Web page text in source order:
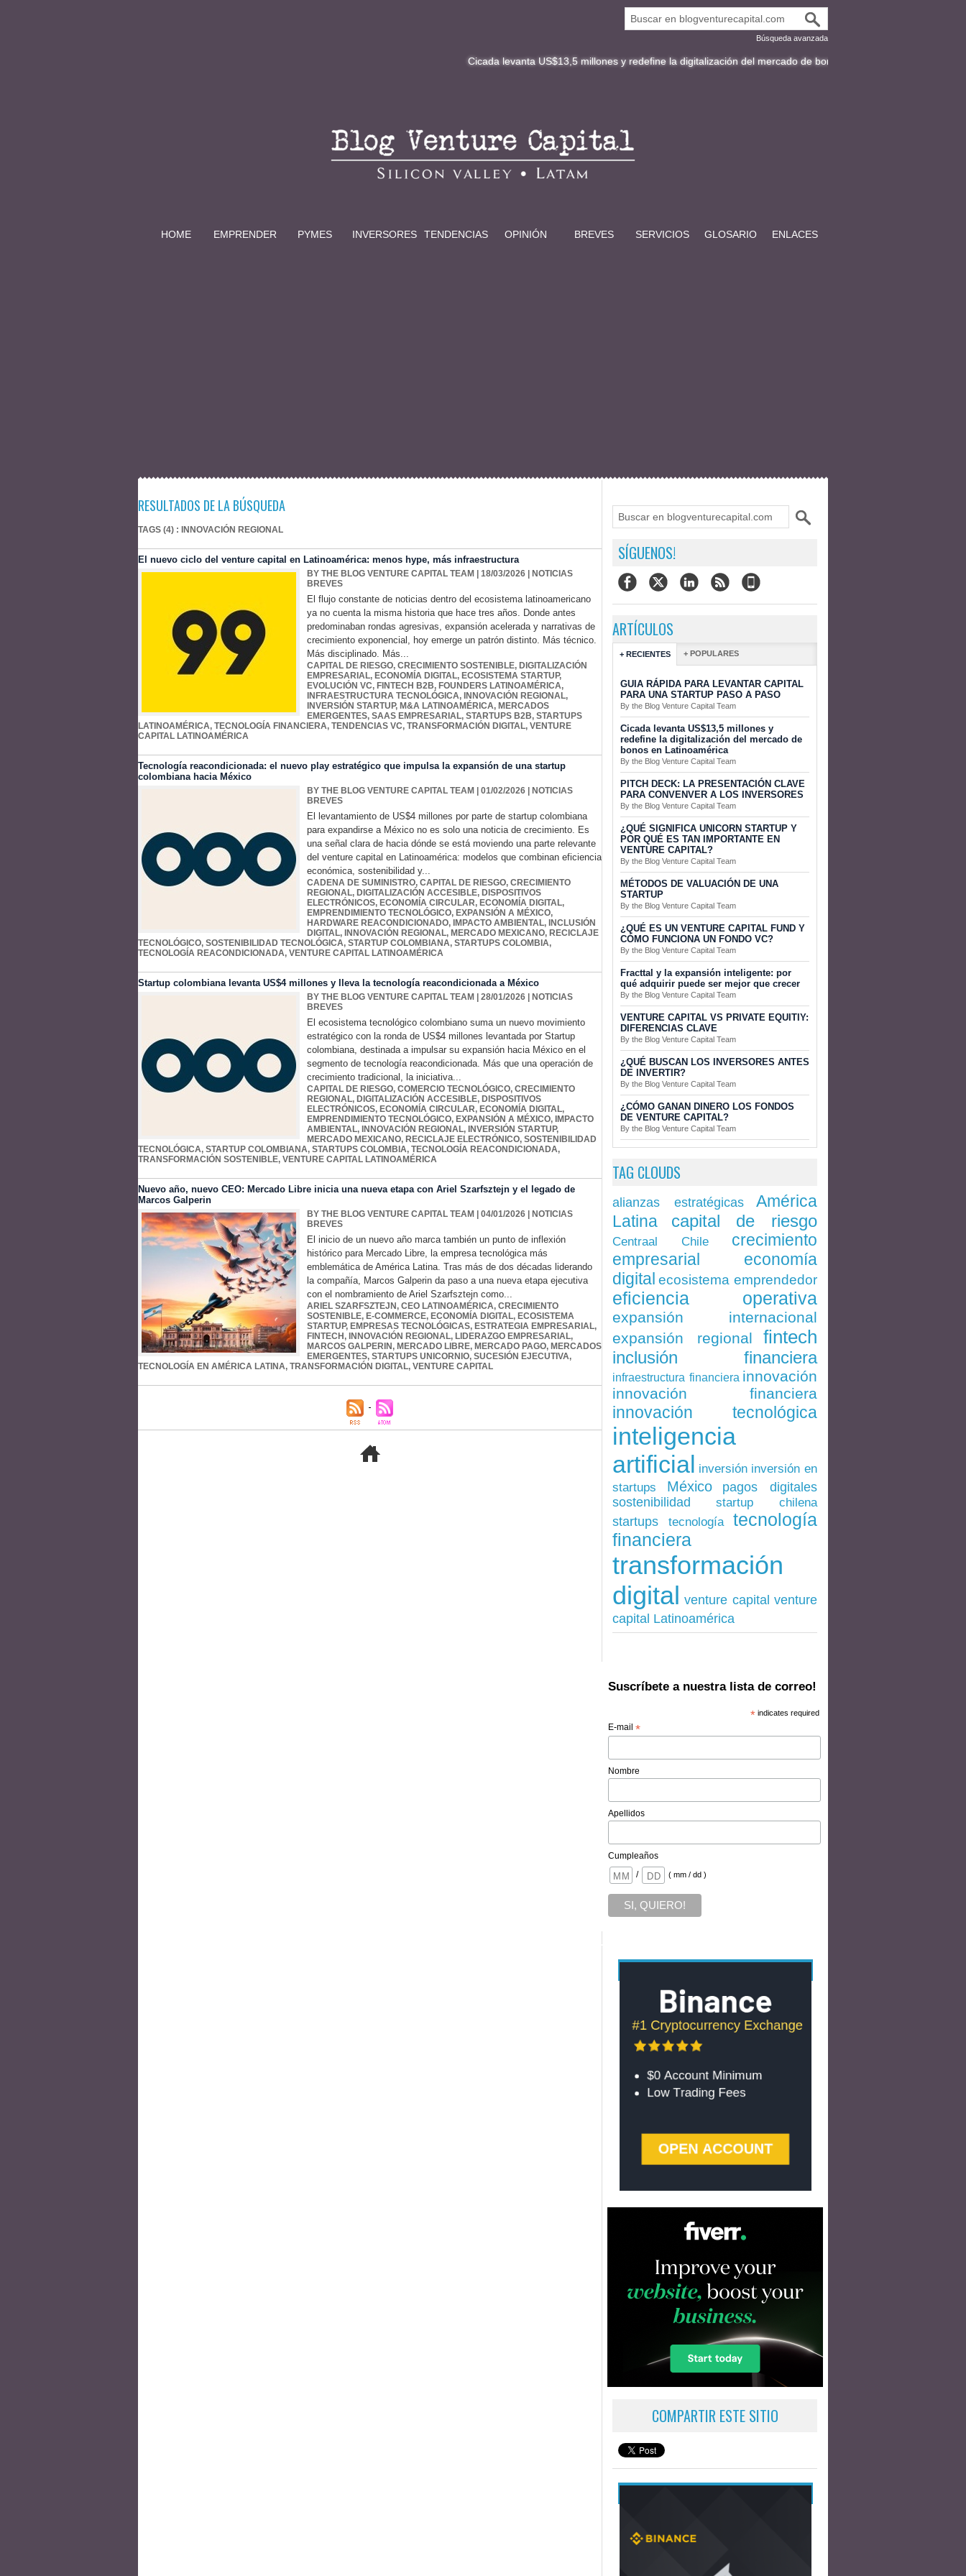
Búsqueda avanzada
Cicada levanta US$13,5 millones y redefine la digitalización del mercado de bonos en Latinoamérica
HOME EMPRENDER PYMES INVERSORES TENDENCIAS OPINIÓN BREVES SERVICIOS GLOSARIO ENLACES
RESULTADOS DE LA BÚSQUEDA
TAGS (4) : INNOVACIÓN REGIONAL
El nuevo ciclo del venture capital en Latinoamérica: menos hype, más infraestructura
BY THE BLOG VENTURE CAPITAL TEAM | 18/03/2026
NOTICIAS
BREVES
El flujo constante de noticias dentro del ecosistema latinoamericano
ya no cuenta la misma historia que hace tres años. Donde antes
predominaban rondas agresivas, expansión acelerada y narrativas de
crecimiento exponencial, hoy emerge un patrón distinto. Más técnico.
Más disciplinado. Más...
CAPITAL DE RIESGO, CRECIMIENTO SOSTENIBLE, DIGITALIZACIÓN
EMPRESARIAL, ECONOMÍA DIGITAL, ECOSISTEMA STARTUP,
EVOLUCIÓN VC, FINTECH B2B, FOUNDERS LATINOAMÉRICA,
INFRAESTRUCTURA TECNOLÓGICA, INNOVACIÓN REGIONAL,
INVERSIÓN STARTUP, M&A LATINOAMÉRICA, MERCADOS
EMERGENTES, SAAS EMPRESARIAL, STARTUPS B2B, STARTUPS
LATINOAMÉRICA, TECNOLOGÍA FINANCIERA, TENDENCIAS VC, TRANSFORMACIÓN DIGITAL, VENTURE
CAPITAL LATINOAMÉRICA
Tecnología reacondicionada: el nuevo play estratégico que impulsa la expansión de una startup
colombiana hacia México
BY THE BLOG VENTURE CAPITAL TEAM | 01/02/2026
NOTICIAS
BREVES
El levantamiento de US$4 millones por parte de startup colombiana
para expandirse a México no es solo una noticia de crecimiento. Es
una señal clara de hacia dónde se está moviendo una parte relevante
del venture capital en Latinoamérica: modelos que combinan eficiencia
económica, sostenibilidad y...
CADENA DE SUMINISTRO, CAPITAL DE RIESGO, CRECIMIENTO
REGIONAL, DIGITALIZACIÓN ACCESIBLE, DISPOSITIVOS
ELECTRÓNICOS, ECONOMÍA CIRCULAR, ECONOMÍA DIGITAL,
EMPRENDIMIENTO TECNOLÓGICO, EXPANSIÓN A MÉXICO,
HARDWARE REACONDICIONADO, IMPACTO AMBIENTAL, INCLUSIÓN
DIGITAL, INNOVACIÓN REGIONAL, MERCADO MEXICANO, RECICLAJE
TECNOLÓGICO, SOSTENIBILIDAD TECNOLÓGICA, STARTUP COLOMBIANA, STARTUPS COLOMBIA,
TECNOLOGÍA REACONDICIONADA, VENTURE CAPITAL LATINOAMÉRICA
Startup colombiana levanta US$4 millones y lleva la tecnología reacondicionada a México
BY THE BLOG VENTURE CAPITAL TEAM | 28/01/2026
NOTICIAS
BREVES
El ecosistema tecnológico colombiano suma un nuevo movimiento
estratégico con la ronda de US$4 millones levantada por Startup
colombiana, destinada a impulsar su expansión hacia México en el
segmento de tecnología reacondicionada. Más que una operación de
crecimiento tradicional, la iniciativa...
CAPITAL DE RIESGO, COMERCIO TECNOLÓGICO, CRECIMIENTO
REGIONAL, DIGITALIZACIÓN ACCESIBLE, DISPOSITIVOS
ELECTRÓNICOS, ECONOMÍA CIRCULAR, ECONOMÍA DIGITAL,
EMPRENDIMIENTO TECNOLÓGICO, EXPANSIÓN A MÉXICO, IMPACTO
AMBIENTAL, INNOVACIÓN REGIONAL, INVERSIÓN STARTUP,
MERCADO MEXICANO, RECICLAJE ELECTRÓNICO, SOSTENIBILIDAD
TECNOLÓGICA, STARTUP COLOMBIANA, STARTUPS COLOMBIA, TECNOLOGÍA REACONDICIONADA,
TRANSFORMACIÓN SOSTENIBLE, VENTURE CAPITAL LATINOAMÉRICA
Nuevo año, nuevo CEO: Mercado Libre inicia una nueva etapa con Ariel Szarfsztejn y el legado de
Marcos Galperin
BY THE BLOG VENTURE CAPITAL TEAM | 04/01/2026
NOTICIAS
BREVES
El inicio de un nuevo año marca también un punto de inflexión
histórico para Mercado Libre, la empresa tecnológica más
emblemática de América Latina. Tras más de dos décadas liderando
la compañía, Marcos Galperin da paso a una nueva etapa ejecutiva
con el nombramiento de Ariel Szarfsztejn como...
ARIEL SZARFSZTEJN, CEO LATINOAMÉRICA, CRECIMIENTO
SOSTENIBLE, E-COMMERCE, ECONOMÍA DIGITAL, ECOSISTEMA
STARTUP, EMPRESAS TECNOLÓGICAS, ESTRATEGIA EMPRESARIAL,
FINTECH , INNOVACIÓN REGIONAL, LIDERAZGO EMPRESARIAL,
MARCOS GALPERIN, MERCADO LIBRE, MERCADO PAGO, MERCADOS
EMERGENTES, STARTUPS UNICORNIO, SUCESIÓN EJECUTIVA,
TECNOLOGÍA EN AMÉRICA LATINA, TRANSFORMACIÓN DIGITAL, VENTURE CAPITAL
SÍGUENOS!
ARTÍCULOS
+ RECIENTES + POPULARES
GUIA RÁPIDA PARA LEVANTAR CAPITAL
PARA UNA STARTUP PASO A PASO
By the Blog Venture Capital Team
Cicada levanta US$13,5 millones y
redefine la digitalización del mercado de
bonos en Latinoamérica
By the Blog Venture Capital Team
PITCH DECK: LA PRESENTACIÓN CLAVE
PARA CONVENVER A LOS INVERSORES
By the Blog Venture Capital Team
¿QUÉ SIGNIFICA UNICORN STARTUP Y
POR QUÉ ES TAN IMPORTANTE EN
VENTURE CAPITAL?
By the Blog Venture Capital Team
MÉTODOS DE VALUACIÓN DE UNA
STARTUP
By the Blog Venture Capital Team
¿QUÉ ES UN VENTURE CAPITAL FUND Y
CÓMO FUNCIONA UN FONDO VC?
By the Blog Venture Capital Team
Fracttal y la expansión inteligente: por
qué adquirir puede ser mejor que crecer
By the Blog Venture Capital Team
VENTURE CAPITAL VS PRIVATE EQUITIY:
DIFERENCIAS CLAVE
By the Blog Venture Capital Team
¿QUÉ BUSCAN LOS INVERSORES ANTES
DE INVERTIR?
By the Blog Venture Capital Team
¿CÓMO GANAN DINERO LOS FONDOS
DE VENTURE CAPITAL?
By the Blog Venture Capital Team
TAG CLOUDS
alianzas estratégicas
América
Latina
capital de riesgo
Centraal Chile
crecimiento
empresarial
economía
digital ecosistema emprendedor
eficiencia operativa
expansión internacional
expansión regional
fintech
inclusión financiera
infraestructura financiera innovación
innovación financiera
innovación tecnológica
inteligencia
artificial inversión inversión en
startups
México pagos digitales
sostenibilidad startup chilena
startups tecnología
tecnología
financiera
transformación
digital venture capital venture
capital Latinoamérica
Suscríbete a nuestra lista de correo!
*indicates required
E-mail*
Nombre
Apellidos
Cumpleaños
/
( mm / dd )
COMPARTIR ESTE SITIO